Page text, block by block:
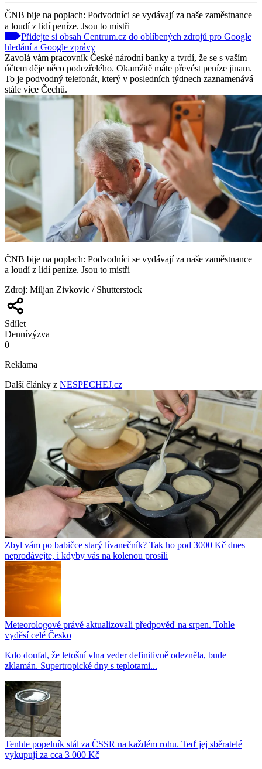
ČNB bije na poplach: Podvodníci se vydávají za naše zaměstnance
a loudí z lidí peníze. Jsou to mistři
Přidejte si obsah Centrum.cz do oblíbených zdrojů pro Google
hledání a Google zprávy
Zavolá vám pracovník České národní banky a tvrdí, že se s vaším
účtem děje něco podezřelého. Okamžitě máte převést peníze jinam.
To je podvodný telefonát, který v posledních týdnech zaznamenává
stále více Čechů.
ČNB bije na poplach: Podvodníci se vydávají za naše zaměstnance
a loudí z lidí peníze. Jsou to mistři
Zdroj: Miljan Zivkovic / Shutterstock
Sdílet
Dennívýzva
0
Reklama
Další články z NESPECHEJ.cz
Zbyl vám po babičce starý lívanečník? Tak ho pod 3000 Kč dnes
neprodávejte, i kdyby vás na kolenou prosili
Meteorologové právě aktualizovali předpověď na srpen. Tohle
vyděsí celé Česko
Kdo doufal, že letošní vlna veder definitivně odezněla, bude
zklamán. Supertropické dny s teplotami...
Tenhle popelník stál za ČSSR na každém rohu. Teď jej sběratelé
vykupují za cca 3 000 Kč